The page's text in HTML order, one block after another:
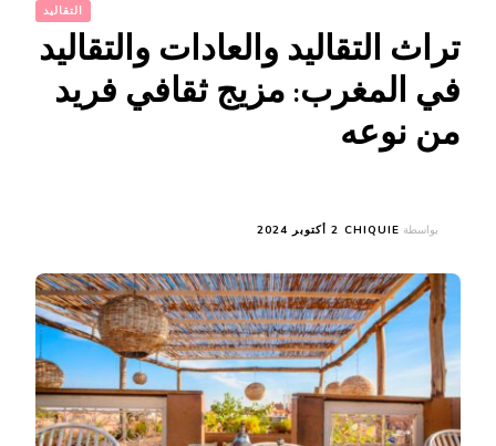
التقاليد
تراث التقاليد والعادات والتقاليد
في المغرب: مزيج ثقافي فريد
من نوعه
بواسطة CHIQUIE 2 أكتوبر 2024